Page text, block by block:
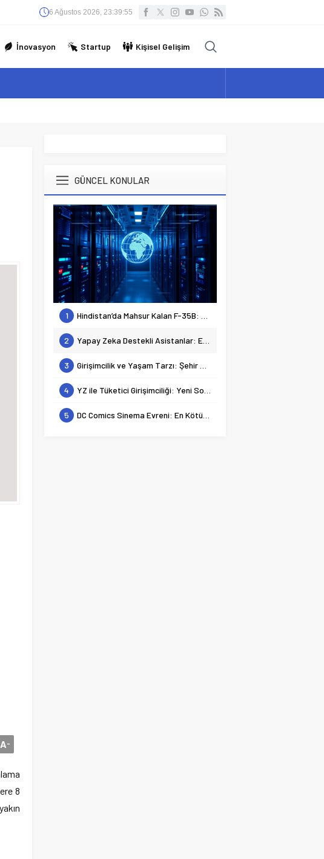
6 Ağustos 2026, 23:39:56
İnovasyon Startup Kişisel Gelişim
A-
8
GÜNCEL KONULAR
1 Hindistan’da Mahsur Kalan F-35B: Jeopolitik Sonuçları
2 Yapay Zeka Destekli Asistanlar: Elon Musk’tan Romantik Bir Hamle mi?
3 Girişimcilik ve Yaşam Tarzı: Şehir Değişiminin Nedenleri ve Etkileri
4 YZ ile Tüketici Girişimciliği: Yeni Sosyal Bağlantılar
5 DC Comics Sinema Evreni: En Kötülerden En İyilerine Bir Bakış